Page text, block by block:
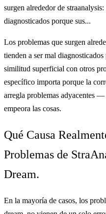
surgen alrededor de
diagnosticados porque sus...
Los problemas que surgen
tienden a ser mal
similitud superficial con otros
específico importa porque la
arregla problemas adyacentes
empeora las cosas.
Qué Causa
Problemas de
Dream.
En la mayoría de casos, los